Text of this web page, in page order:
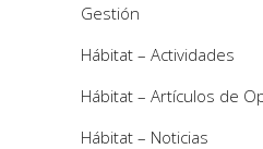
Gestión
Hábitat – Actividades
Hábitat – Artículos de
Hábitat – Noticias